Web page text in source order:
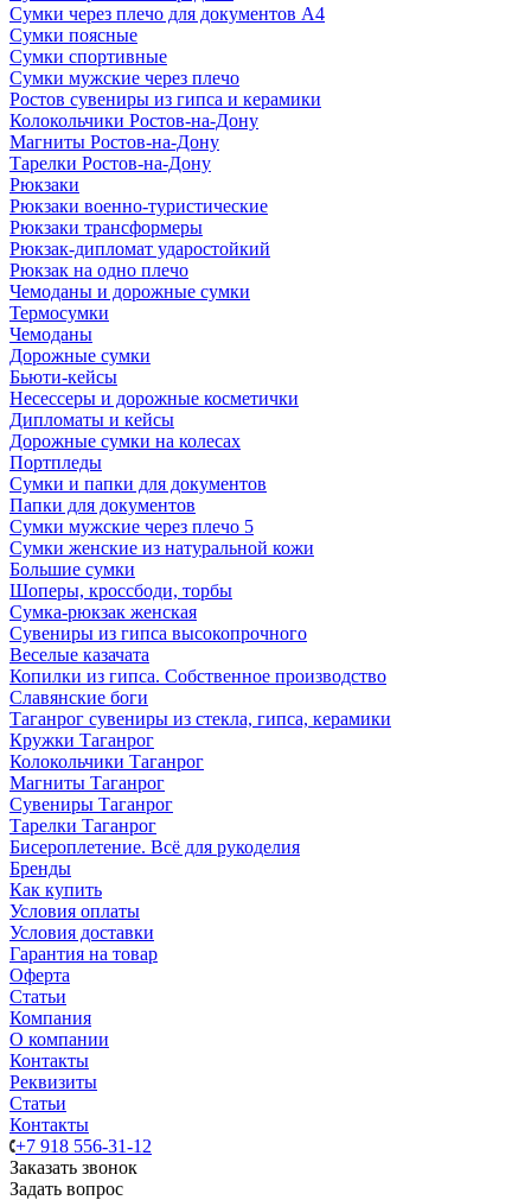
Сумки через плечо для документов А4
Сумки поясные
Сумки спортивные
Сумки мужские через плечо
Ростов сувениры из гипса и керамики
Колокольчики Ростов-на-Дону
Магниты Ростов-на-Дону
Тарелки Ростов-на-Дону
Рюкзаки
Рюкзаки военно-туристические
Рюкзаки трансформеры
Рюкзак-дипломат ударостойкий
Рюкзак на одно плечо
Чемоданы и дорожные сумки
Термосумки
Чемоданы
Дорожные сумки
Бьюти-кейсы
Несессеры и дорожные косметички
Дипломаты и кейсы
Дорожные сумки на колесах
Портпледы
Сумки и папки для документов
Папки для документов
Сумки мужские через плечо 5
Сумки женские из натуральной кожи
Большие сумки
Шоперы, кроссбоди, торбы
Сумка-рюкзак женская
Сувениры из гипса высокопрочного
Веселые казачата
Копилки из гипса. Собственное производство
Славянские боги
Таганрог сувениры из стекла, гипса, керамики
Кружки Таганрог
Колокольчики Таганрог
Магниты Таганрог
Сувениры Таганрог
Тарелки Таганрог
Бисероплетение. Всё для рукоделия
Бренды
Как купить
Условия оплаты
Условия доставки
Гарантия на товар
Оферта
Статьи
Компания
О компании
Контакты
Реквизиты
Статьи
Контакты
+7 918 556-31-12
Заказать звонок
Задать вопрос